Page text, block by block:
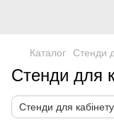
Каталог Стенди
Стенди для
Стенди для кабінету